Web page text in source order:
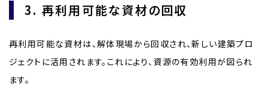
3. 再利用可能な資材の回収
再利用可能な資材は、解体現場から回収され、新しい建築プロ
ジェクトに活用されます。これにより、資源の有効利用が図られ
ます。